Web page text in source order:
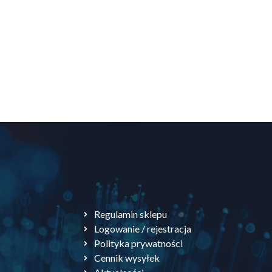
Regulamin sklepu
Logowanie / rejestracja
Polityka prywatności
Cennik wysyłek